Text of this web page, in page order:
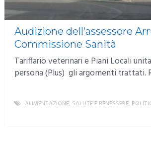
Audizione dell’assessore
Commissione Sanità
Tariffario veterinari e Piani Locali
persona (Plus) gli argomenti trattati.
ALIMENTAZIONE, SALUTE E BENESSERE,